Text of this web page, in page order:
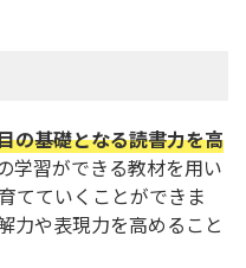
の基礎となる読書力を高
学習ができる教材を用い
てていくことができま
力や表現力を高めること